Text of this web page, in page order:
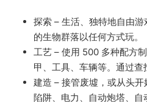
探索 – 生活、独特地自由
的生物群落以任何方式玩。
工艺 – 使用 500 多种配方
甲、工具、车辆等。通过查
建造 – 接管废墟，或从头
陷阱、电力、自动炮塔、